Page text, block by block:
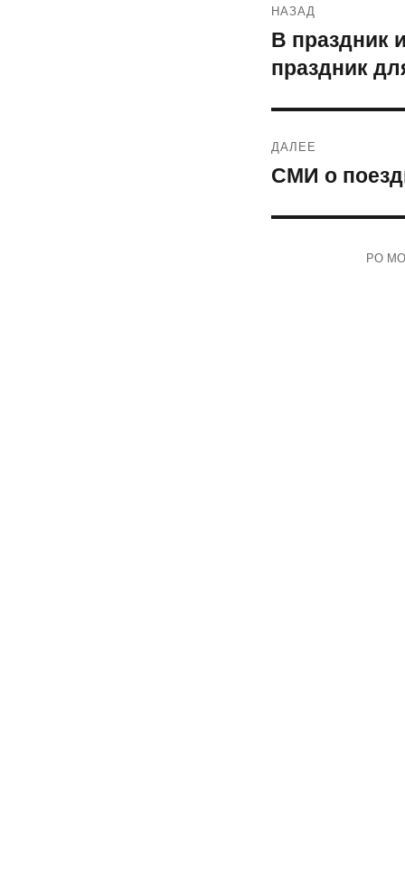
по
записям
НАЗАД
Предыдущая
запись:
В праздник
праздник
ДАЛЕЕ
Следующая
СМИ о
РО